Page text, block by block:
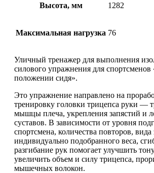
Высота, мм 1282
Максимальная нагрузка 76
Уличный тренажер для выполнения
силового упражнения для спортсменов
положении сидя».
Это упражнение направлено на
тренировку головки трицепса руки —
мышцы плеча, укрепления запястий и
суставов. В зависимости от уровня
спортсмена, количества повторов, вида
индивидуально подобранного веса,
разгибание рук помогает улучшить
увеличить объем и силу трицепса,
мышечных волокон.